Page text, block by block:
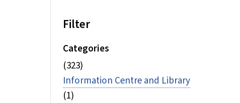
Filter
Categories
(323)
Information Centre and Library
(1)